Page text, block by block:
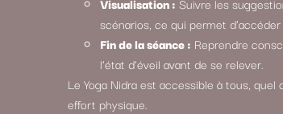
scénarios, ce qui permet
Fin de la séance : Reprendre
l’état d’éveil avant de se relever.
Le Yoga Nidra est accessible à tous,
effort physique.